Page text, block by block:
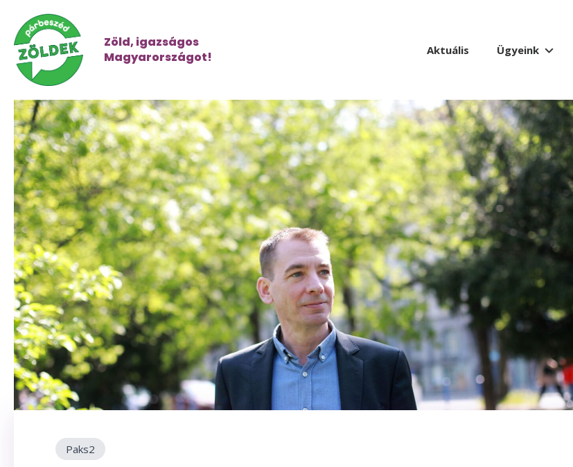
Zöld, igazságos
Magyarországot!
Aktuális Ügyeink
Paks2